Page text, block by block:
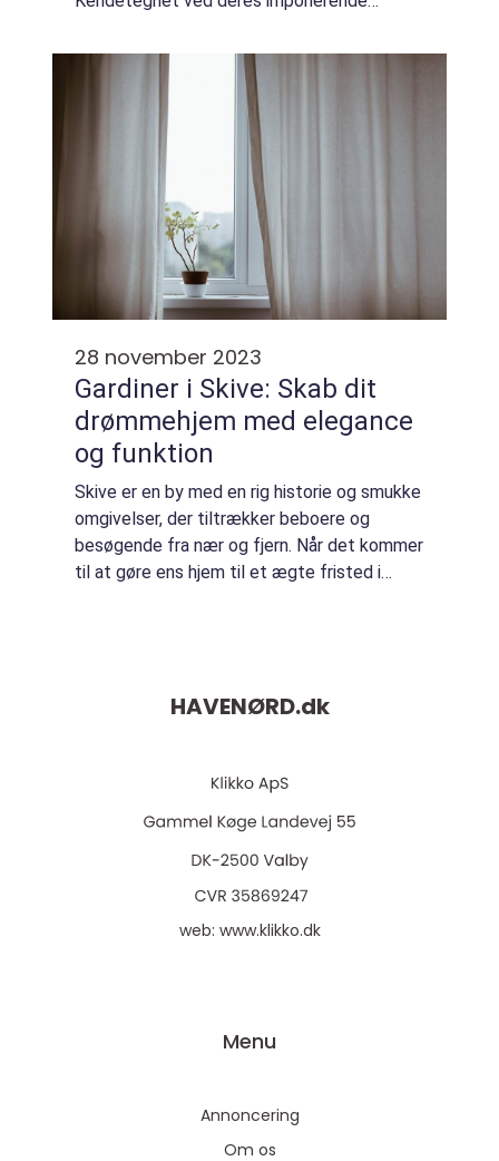
indrammer palævinduer med majestætisk
elegance de rum...
28 november 2023
Gardiner i Skive: Skab dit
drømmehjem med elegance
og funktion
Skive er en by med en rig historie og smukke
omgivelser, der tiltrækker beboere og
besøgende fra nær og fjern. Når det kommer
til at gøre ens hjem til et ægte fristed i
HAVENØRD.dk
web: www.klikko.dk
Menu
Annoncering
Om os